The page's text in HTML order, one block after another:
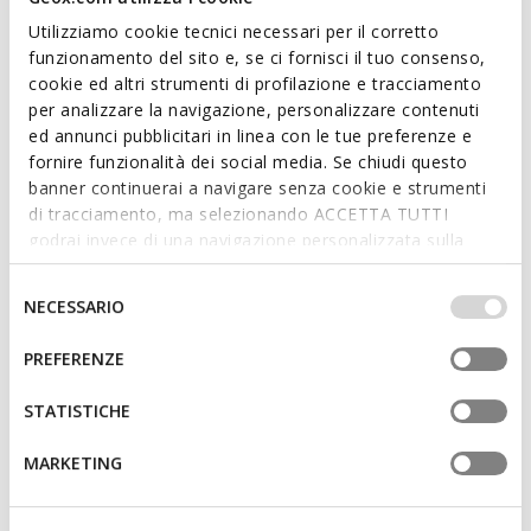
Utilizziamo cookie tecnici necessari per il corretto
funzionamento del sito e, se ci fornisci il tuo consenso,
cookie ed altri strumenti di profilazione e tracciamento
per analizzare la navigazione, personalizzare contenuti
ed annunci pubblicitari in linea con le tue preferenze e
fornire funzionalità dei social media. Se chiudi questo
banner continuerai a navigare senza cookie e strumenti
di tracciamento, ma selezionando ACCETTA TUTTI
godrai invece di una navigazione personalizzata sulla
base dei tuoi gusti ed interessi. Selezionando
IMPOSTAZIONI potrai anche scegliere quali cookies ed
altri strumenti di tracciamento autorizzare. Per maggiori
informazioni o per modificare in qualsiasi momento le
tue impostazioni, visita la nostra
consenso
NECESSARIO
PREFERENZE
STATISTICHE
MARKETING
FLEXTRIDE HOMME
Mocassins bateau
CHF90,85
3 COULEURS
Price reduced from
CHF115,00
to
Prix catalogue
CHF90,85
Prix antérieur
ÉCOLOGIQUE
SPHERICA ECUB-1 B HOMME
Mocassins en daim
CHF87,75
4 COULEURS
Price reduced from
CHF135,00
to
Prix catalogue
CHF87,75 Prix antérieur